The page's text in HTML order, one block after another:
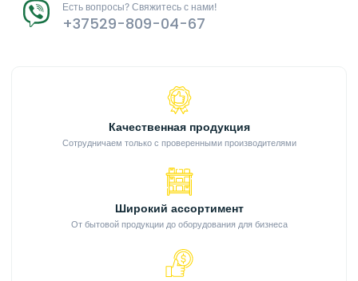
Есть вопросы? Свяжитесь с нами!
+37529-809-04-67
Качественная продукция
Сотрудничаем только с проверенными производителями
Широкий ассортимент
От бытовой продукции до оборудования для бизнеса